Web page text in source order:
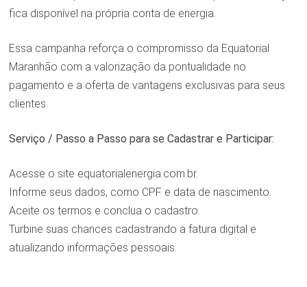
fica disponível na própria conta de energia.
Essa campanha reforça o compromisso da Equatorial
Maranhão com a valorização da pontualidade no
pagamento e a oferta de vantagens exclusivas para seus
clientes.
Serviço / Passo a Passo para se Cadastrar e Participar:
Acesse o site equatorialenergia.com.br.
Informe seus dados, como CPF e data de nascimento.
Aceite os termos e conclua o cadastro.
Turbine suas chances cadastrando a fatura digital e
atualizando informações pessoais.